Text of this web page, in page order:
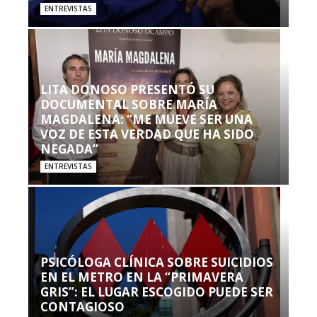
ENTREVISTAS
LITA DONOSO PRESENTÓ SU
DOCUMENTAL SOBRE MARÍA
MAGDALENA: “ME MUEVE SER UNA
VOZ DE ESTA VERDAD QUE HA SIDO
NEGADA”
ENTREVISTAS
PSICÓLOGA CLÍNICA SOBRE SUICIDIOS
EN EL METRO EN LA “PRIMAVERA
GRIS”: EL LUGAR ESCOGIDO PUEDE SER
CONTAGIOSO